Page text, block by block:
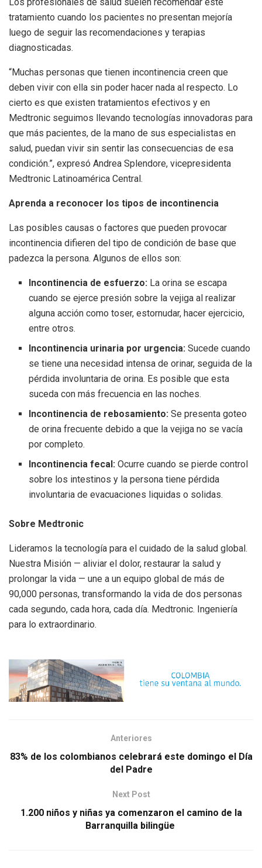
Los profesionales de salud suelen recomendar este
tratamiento cuando los pacientes no presentan mejoría
luego de seguir las recomendaciones y terapias
diagnosticadas.
“Muchas personas que tienen incontinencia creen que
deben vivir con ella sin poder hacer nada al respecto. Lo
cierto es que existen tratamientos efectivos y en
Medtronic seguimos llevando tecnologías innovadoras para
que más pacientes, de la mano de sus especialistas en
salud, puedan vivir sin sentir las consecuencias de esa
condición.”, expresó Andrea Splendore, vicepresidenta
Medtronic Latinoamérica Central.
Aprenda a reconocer los tipos de incontinencia
Las posibles causas o factores que pueden provocar
incontinencia difieren del tipo de condición de base que
padezca la persona. Algunos de ellos son:
Incontinencia de esfuerzo: La orina se escapa
cuando se ejerce presión sobre la vejiga al realizar
alguna acción como toser, estornudar, hacer ejercicio,
entre otros.
Incontinencia urinaria por urgencia: Sucede cuando
se tiene una necesidad intensa de orinar, seguida de la
pérdida involuntaria de orina. Es posible que esta
suceda con más frecuencia en las noches.
Incontinencia de rebosamiento: Se presenta goteo
de orina frecuente debido a que la vejiga no se vacía
por completo.
Incontinencia fecal: Ocurre cuando se pierde control
sobre los intestinos y la persona tiene pérdida
involuntaria de evacuaciones liquidas o solidas.
Sobre Medtronic
Lideramos la tecnología para el cuidado de la salud global.
Nuestra Misión — aliviar el dolor, restaurar la salud y
prolongar la vida — une a un equipo global de más de
90,000 personas, transformando la vida de dos personas
cada segundo, cada hora, cada día. Medtronic. Ingeniería
para lo extraordinario.
Anteriores
83% de los colombianos celebrará este domingo el Día
del Padre
Next Post
1.200 niños y niñas ya comenzaron el camino de la
Barranquilla bilingüe